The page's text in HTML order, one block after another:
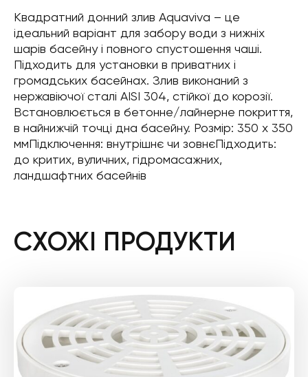
Квадратний донний злив Aquaviva – це
ідеальний варіант для забору води з нижніх
шарів басейну і повного спустошення чаші.
Підходить для установки в приватних і
громадських басейнах. Злив виконаний з
нержавіючої сталі AISI 304, стійкої до корозії.
Встановлюється в бетонне/лайнерне покриття,
в найнижчій точці дна басейну. Розмір: 350 х 350
ммПідключення: внутрішнє чи зовнєПідходить:
до критих, вуличних, гідромасажних,
ландшафтних басейнів
СХОЖІ ПРОДУКТИ